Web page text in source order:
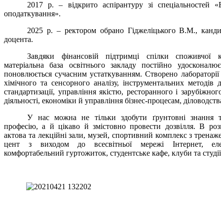
2017 р. – відкрито аспірантуру зі спеціальностей
оподаткування».
2025 р. – ректором обрано Гіджеліцького В.М.,
доцента.
Завдяки фінансовій підтримці спілки споживчої
матеріальна база освітнього закладу постійно
поновлюється сучасним устаткуванням. Створено лабораторії
хімічного та сенсорного аналізу, інструментальних методів
стандартизації, управління якістю, ресторанного і
діяльності, економіки й управління бізнес-процесам,
У нас можна не тільки здобути ґрунтовні знання
професію, а й цікаво й змістовно провести дозвілля. В
актова та лекційні зали, музей, спортивний комплекс з
цент з виходом до всесвітньої мережі Інтернет,
комфортабельний гуртожиток, студентське кафе, клуби та